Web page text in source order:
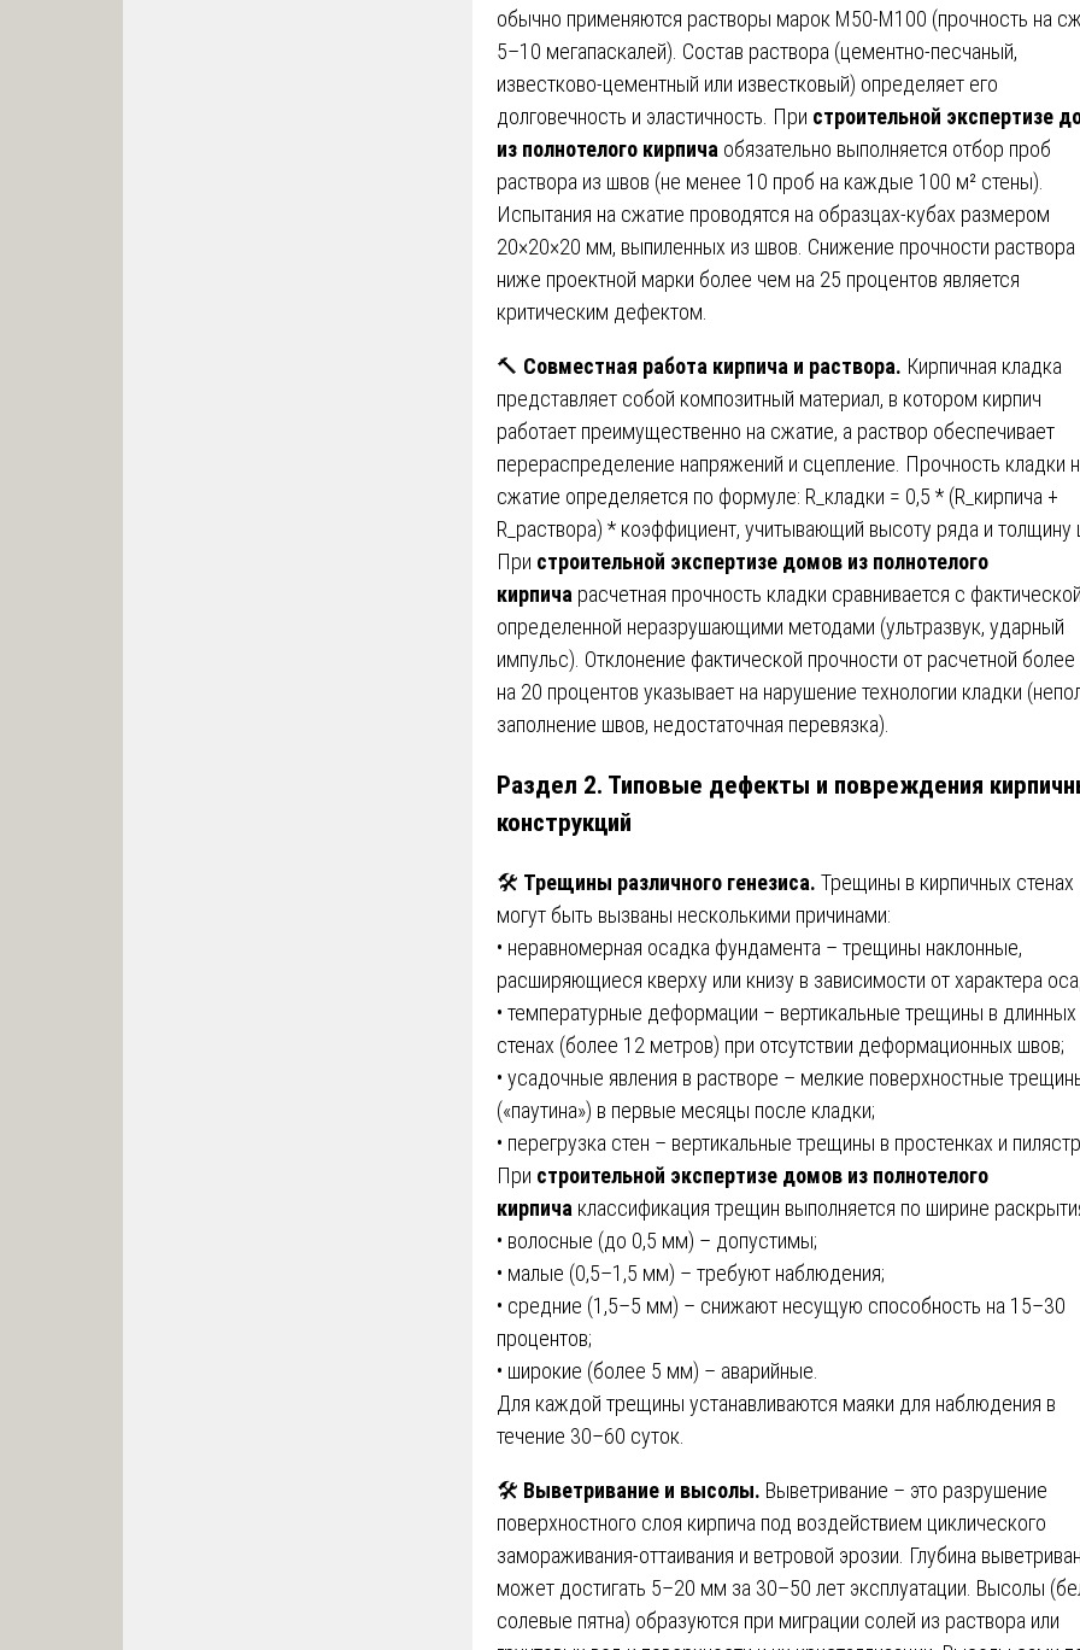
обычно применяются растворы марок М50-М100 (прочность на
5–10 мегапаскалей). Состав раствора (цементно-песчаный,
известково-цементный или известковый) определяет его
долговечность и эластичность. При строительной экспертизе
из полнотелого кирпича обязательно выполняется отбор проб
раствора из швов (не менее 10 проб на каждые 100 м² стены).
Испытания на сжатие проводятся на образцах-кубах размером
20×20×20 мм, выпиленных из швов. Снижение прочности раствора
ниже проектной марки более чем на 25 процентов является
критическим дефектом.
🔨 Совместная работа кирпича и раствора. Кирпичная кладка
представляет собой композитный материал, в котором кирпич
работает преимущественно на сжатие, а раствор обеспечивает
перераспределение напряжений и сцепление. Прочность кладки
сжатие определяется по формуле: R_кладки = 0,5 * (R_кирпича +
R_раствора) * коэффициент, учитывающий высоту ряда и толщину
При строительной экспертизе домов из полнотелого
кирпича расчетная прочность кладки сравнивается с
определенной неразрушающими методами (ультразвук, ударный
импульс). Отклонение фактической прочности от расчетной
на 20 процентов указывает на нарушение технологии кладки
заполнение швов, недостаточная перевязка).
Раздел 2. Типовые дефекты и повреждения
конструкций
🛠️ Трещины различного генезиса. Трещины в кирпичных стенах
могут быть вызваны несколькими причинами:
• неравномерная осадка фундамента – трещины наклонные,
расширяющиеся кверху или книзу в зависимости от характера
• температурные деформации – вертикальные трещины в длинных
стенах (более 12 метров) при отсутствии деформационных швов;
• усадочные явления в растворе – мелкие поверхностные
(«паутина») в первые месяцы после кладки;
• перегрузка стен – вертикальные трещины в простенках и
При строительной экспертизе домов из полнотелого
кирпича классификация трещин выполняется по ширине
• волосные (до 0,5 мм) – допустимы;
• малые (0,5–1,5 мм) – требуют наблюдения;
• средние (1,5–5 мм) – снижают несущую способность на 15–30
процентов;
• широкие (более 5 мм) – аварийные.
Для каждой трещины устанавливаются маяки для наблюдения в
течение 30–60 суток.
🛠️ Выветривание и высолы. Выветривание – это разрушение
поверхностного слоя кирпича под воздействием циклического
замораживания-оттаивания и ветровой эрозии. Глубина
может достигать 5–20 мм за 30–50 лет эксплуатации. Высолы
солевые пятна) образуются при миграции солей из раствора или